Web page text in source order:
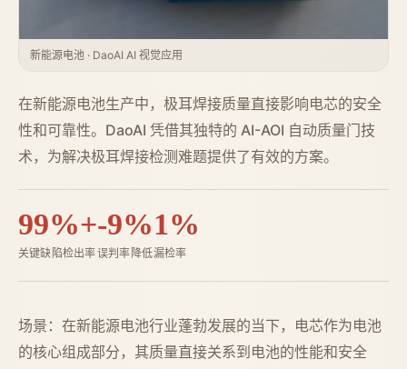
新能源电池 · DaoAI AI 视觉应用
在新能源电池生产中，极耳焊接质量直接影响电芯的安全
性和可靠性。DaoAI 凭借其独特的 AI-AOI 自动质量门技
术，为解决极耳焊接检测难题提供了有效的方案。
99%+
关键缺陷检出率
-9%
误判率降低
1%
漏检率
场景：在新能源电池行业蓬勃发展的当下，电芯作为电池
的核心组成部分，其质量直接关系到电池的性能和安全